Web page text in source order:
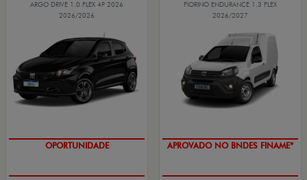
ARGO DRIVE 1.0 FLEX 4P 2026
2026/2026
OPORTUNIDADE
FIORINO ENDURANCE 1.3 FLEX
2026/2027
APROVADO NO BNDES FINAME*